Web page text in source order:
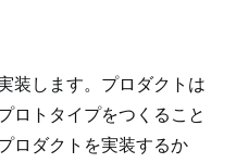
装します。プロダクトは
ロトタイプをつくること
ロダクトを実装するか